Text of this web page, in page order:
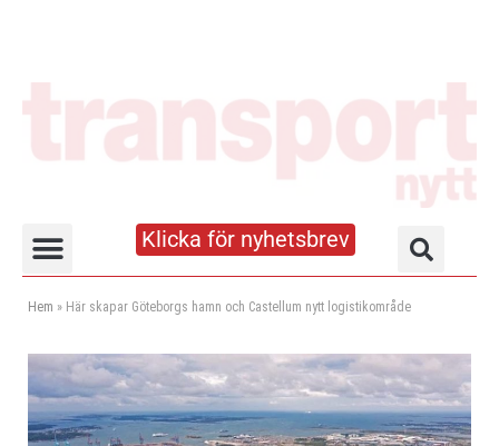
Klicka för nyhetsbrev
Hem » Här skapar Göteborgs hamn och Castellum nytt logistikområde